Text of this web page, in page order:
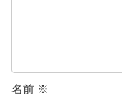
名前 ※